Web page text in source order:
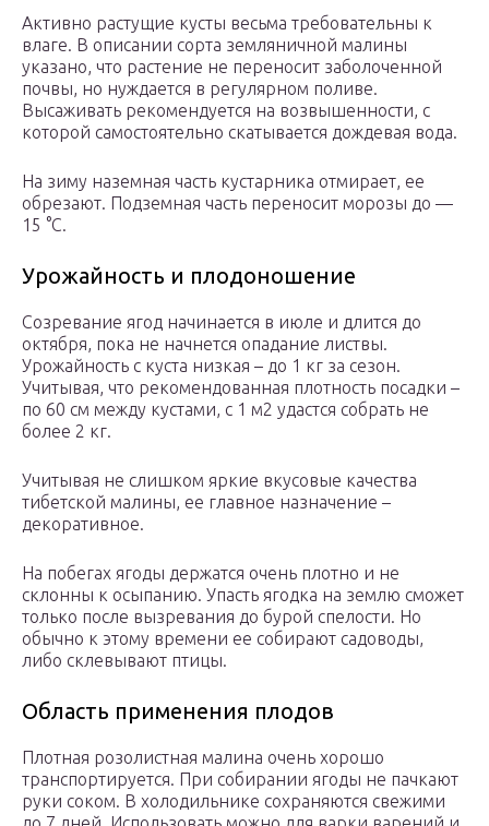
Активно растущие кусты весьма требовательны к
влаге. В описании сорта земляничной малины
указано, что растение не переносит заболоченной
почвы, но нуждается в регулярном поливе.
Высаживать рекомендуется на возвышенности, с
которой самостоятельно скатывается дождевая вода.
На зиму наземная часть кустарника отмирает, ее
обрезают. Подземная часть переносит морозы до —
15 °С.
Урожайность и плодоношение
Созревание ягод начинается в июле и длится до
октября, пока не начнется опадание листвы.
Урожайность с куста низкая – до 1 кг за сезон.
Учитывая, что рекомендованная плотность посадки –
по 60 см между кустами, с 1 м2 удастся собрать не
более 2 кг.
Учитывая не слишком яркие вкусовые качества
тибетской малины, ее главное назначение –
декоративное.
На побегах ягоды держатся очень плотно и не
склонны к осыпанию. Упасть ягодка на землю сможет
только после вызревания до бурой спелости. Но
обычно к этому времени ее собирают садоводы,
либо склевывают птицы.
Область применения плодов
Плотная розолистная малина очень хорошо
транспортируется. При собирании ягоды не пачкают
руки соком. В холодильнике сохраняются свежими